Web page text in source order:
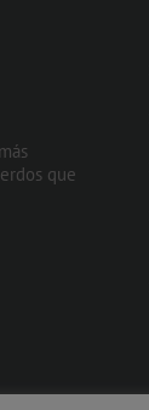
que